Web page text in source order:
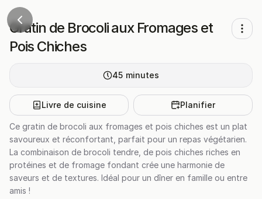
Gratin de Brocoli aux Fromages et
Pois Chiches
45 minutes
Livre de cuisine Planifier
Ce gratin de brocoli aux fromages et pois chiches est un plat
savoureux et réconfortant, parfait pour un repas végétarien.
La combinaison de brocoli tendre, de pois chiches riches en
protéines et de fromage fondant crée une harmonie de
saveurs et de textures. Idéal pour un dîner en famille ou entre
amis !